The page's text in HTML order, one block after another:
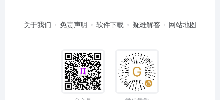
关于我们 免责声明 软件下载 疑难解答 网站地图